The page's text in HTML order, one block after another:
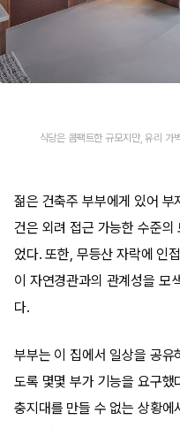
식당은 콤팩트한 규모지만, 유리 가
젊은 건축주 부부에게 있어
건은 외려 접근 가능한 수준의
었다. 또한, 무등산 자락에 인
이 자연경관과의 관계성을 모
다.
부부는 이 집에서 일상을 공
도록 몇몇 부가 기능을 요구
충지대를 만들 수 없는 상황